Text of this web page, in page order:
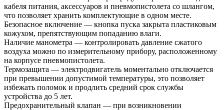
кабеля питания, аксессуаров и пневмопистолета со шлангом,
что позволяет хранить комплектующие в одном месте.
Безопасное включение — кнопка пуска закрыта пластиковым
кожухом, препятствующим попаданию влаги.
Наличие манометра — контролировать давление сжатого
воздуха можно по измерительному прибору, расположенному
на корпусе пневмопистолета.
Термозащита — электродвигатель моментально отключается
при превышении допустимой температуры, это позволяет
избежать поломок и продлить средний срок службы
устройства до 5 лет.
Предохранительный клапан — при возникновении